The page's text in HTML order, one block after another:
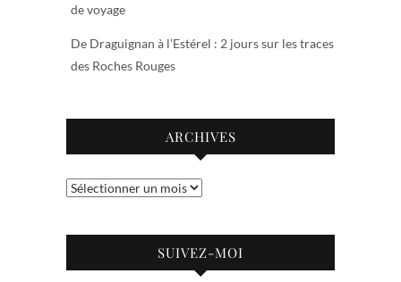
de voyage
De Draguignan à l’Estérel : 2 jours sur les traces
des Roches Rouges
ARCHIVES
Archives
SUIVEZ-MOI